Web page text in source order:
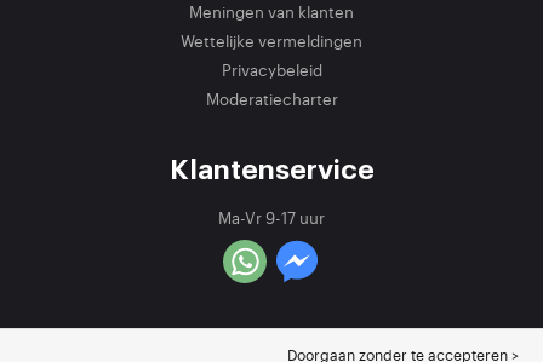
Meningen van klanten
Wettelijke vermeldingen
Privacybeleid
Moderatiecharter
Klantenservice
Ma-Vr 9-17 uur
Doorgaan zonder te accepteren >